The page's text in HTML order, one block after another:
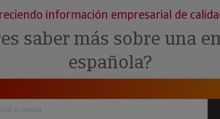
y ERP
· Recuperación de
Pública
Investigada
información empresarial de
saber más sobre una
española?